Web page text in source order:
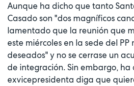
Aunque ha dicho que tanto
Casado son "dos magníficos
lamentado que la reunión que
este miércoles en la sede del
deseados" y no se cerrase un
de integración. Sin embargo,
exvicepresidenta diga que